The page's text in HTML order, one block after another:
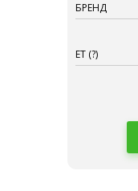
БРЕНД
ET (?)